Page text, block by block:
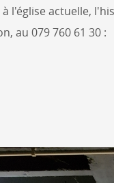
l'église actuelle,
au 079 760 61 30 :